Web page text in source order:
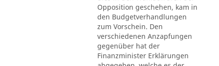
Opposition geschehen, kam in
den Budgetverhandlungen
zum Vorschein. Den
verschiedenen Anzapfungen
gegenüber hat der
Finanzminister Erklärungen